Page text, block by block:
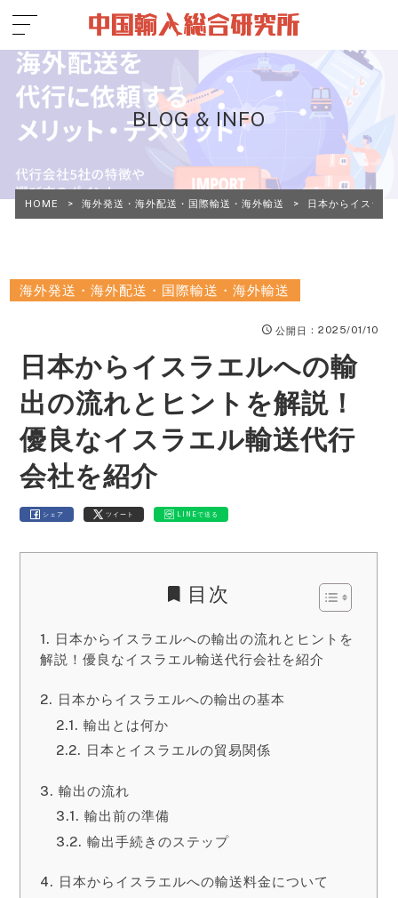
BLOG & INFO
HOME > 海外発送・海外配送・国際輸送・海外輸送 > 日本からイスラエ
海外発送・海外配送・国際輸送・海外輸送
公開日 ：2025/01/10
日本からイスラエルへの輸
出の流れとヒントを解説！
優良なイスラエル輸送代行
会社を紹介
シェア ツイート LINEで送る
目次
日本からイスラエルへの輸出の流れとヒントを
解説！優良なイスラエル輸送代行会社を紹介
日本からイスラエルへの輸出の基本
輸出とは何か
日本とイスラエルの貿易関係
輸出の流れ
輸出前の準備
輸出手続きのステップ
日本からイスラエルへの輸送料金について